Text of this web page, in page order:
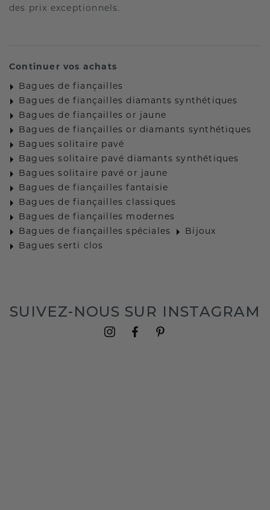
des prix exceptionnels.
Continuer vos achats
Bagues de fiançailles
Bagues de fiançailles diamants synthétiques
Bagues de fiançailles or jaune
Bagues de fiançailles or diamants synthétiques
Bagues solitaire pavé
Bagues solitaire pavé diamants synthétiques
Bagues solitaire pavé or jaune
Bagues de fiançailles fantaisie
Bagues de fiançailles classiques
Bagues de fiançailles modernes
Bagues de fiançailles spéciales
Bijoux
Bagues serti clos
SUIVEZ-NOUS SUR INSTAGRAM